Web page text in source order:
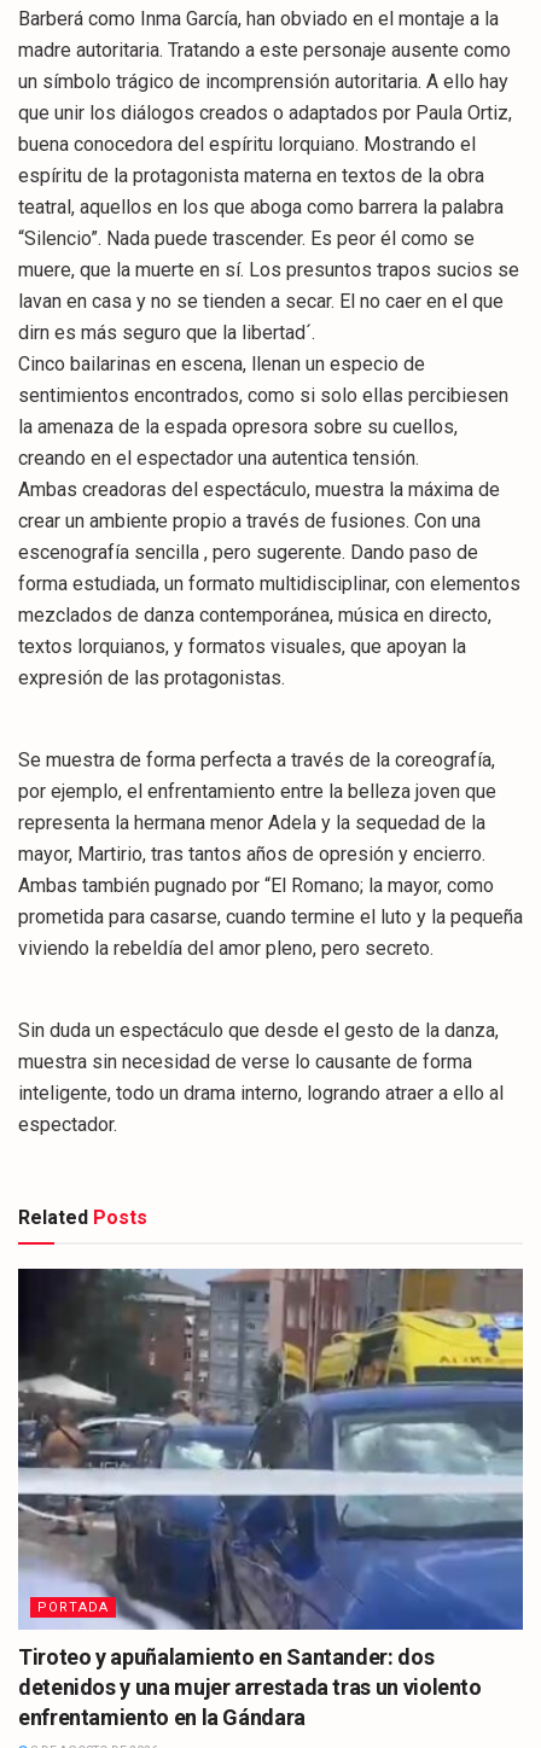
Barberá como Inma García, han obviado en el montaje a la
madre autoritaria. Tratando a este personaje ausente como
un símbolo trágico de incomprensión autoritaria. A ello hay
que unir los diálogos creados o adaptados por Paula Ortiz,
buena conocedora del espíritu lorquiano. Mostrando el
espíritu de la protagonista materna en textos de la obra
teatral, aquellos en los que aboga como barrera la palabra
“Silencio”. Nada puede trascender. Es peor él como se
muere, que la muerte en sí. Los presuntos trapos sucios se
lavan en casa y no se tienden a secar. El no caer en el que
dirn es más seguro que la libertad´.
Cinco bailarinas en escena, llenan un especio de
sentimientos encontrados, como si solo ellas percibiesen
la amenaza de la espada opresora sobre su cuellos,
creando en el espectador una autentica tensión.
Ambas creadoras del espectáculo, muestra la máxima de
crear un ambiente propio a través de fusiones. Con una
escenografía sencilla , pero sugerente. Dando paso de
forma estudiada, un formato multidisciplinar, con elementos
mezclados de danza contemporánea, música en directo,
textos lorquianos, y formatos visuales, que apoyan la
expresión de las protagonistas.
Se muestra de forma perfecta a través de la coreografía,
por ejemplo, el enfrentamiento entre la belleza joven que
representa la hermana menor Adela y la sequedad de la
mayor, Martirio, tras tantos años de opresión y encierro.
Ambas también pugnado por “El Romano; la mayor, como
prometida para casarse, cuando termine el luto y la pequeña
viviendo la rebeldía del amor pleno, pero secreto.
Sin duda un espectáculo que desde el gesto de la danza,
muestra sin necesidad de verse lo causante de forma
inteligente, todo un drama interno, logrando atraer a ello al
espectador.
Related Posts
PORTADA
Tiroteo y apuñalamiento en Santander: dos
detenidos y una mujer arrestada tras un violento
enfrentamiento en la Gándara